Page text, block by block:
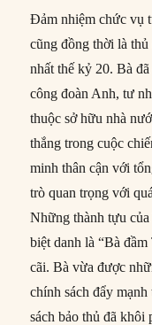
Đảm nhiệm chức vụ
cũng đồng thời là
nhất thế kỷ 20. Bà
công đoàn Anh, tư
thuộc sở hữu nhà
thắng trong cuộc
minh thân cận với
trò quan trọng với
Những thành tựu
biệt danh là “Bà
cãi. Bà vừa được
chính sách đẩy
sách bảo thủ đã